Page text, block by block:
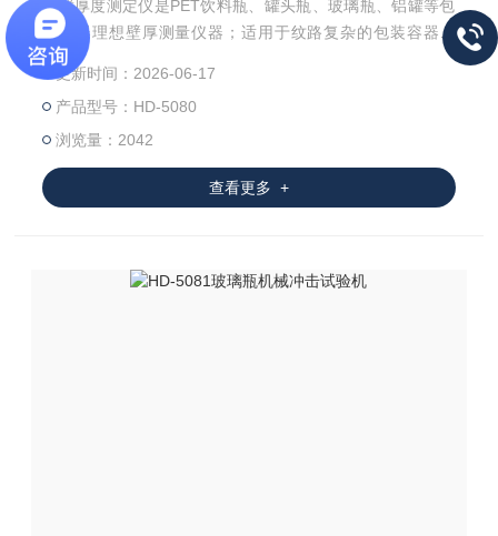
瓶壁厚度测定仪是PET饮料瓶、罐头瓶、玻璃瓶、铝罐等包
装容器理想壁厚测量仪器；适用于纹路复杂的包装容器壁
厚、底厚的精确测量。具有方便、耐用、精度高、价格低廉
等优势。广泛应用于玻璃瓶、塑料瓶/桶生产企业及药品、保
健品、化妆品、饮料、食用油、酒类生产企业。
更新时间：2026-06-17
产品型号：HD-5080
浏览量：2042
查看更多 +